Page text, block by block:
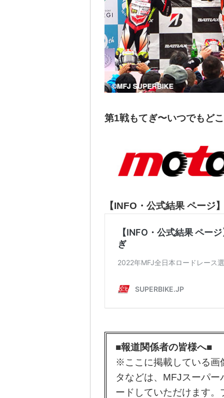
第1戦もてぎ〜いつでもど
【INFO・公式結果 ページ
■報道関係者の皆様へ■
※ここに掲載している画
タなどは、MFJスーパ
ードしていただけます